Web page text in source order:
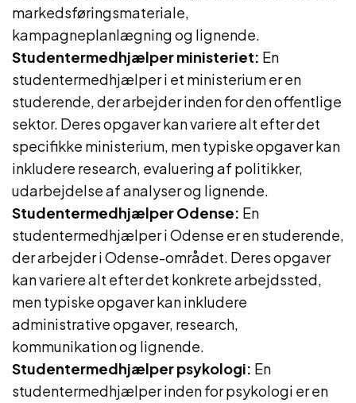
markedsføringsmateriale,
kampagneplanlægning og lignende.
Studentermedhjælper ministeriet: En
studentermedhjælper i et ministerium er en
studerende, der arbejder inden for den offentlige
sektor. Deres opgaver kan variere alt efter det
specifikke ministerium, men typiske opgaver kan
inkludere research, evaluering af politikker,
udarbejdelse af analyser og lignende.
Studentermedhjælper Odense: En
studentermedhjælper i Odense er en studerende,
der arbejder i Odense-området. Deres opgaver
kan variere alt efter det konkrete arbejdssted,
men typiske opgaver kan inkludere
administrative opgaver, research,
kommunikation og lignende.
Studentermedhjælper psykologi: En
studentermedhjælper inden for psykologi er en